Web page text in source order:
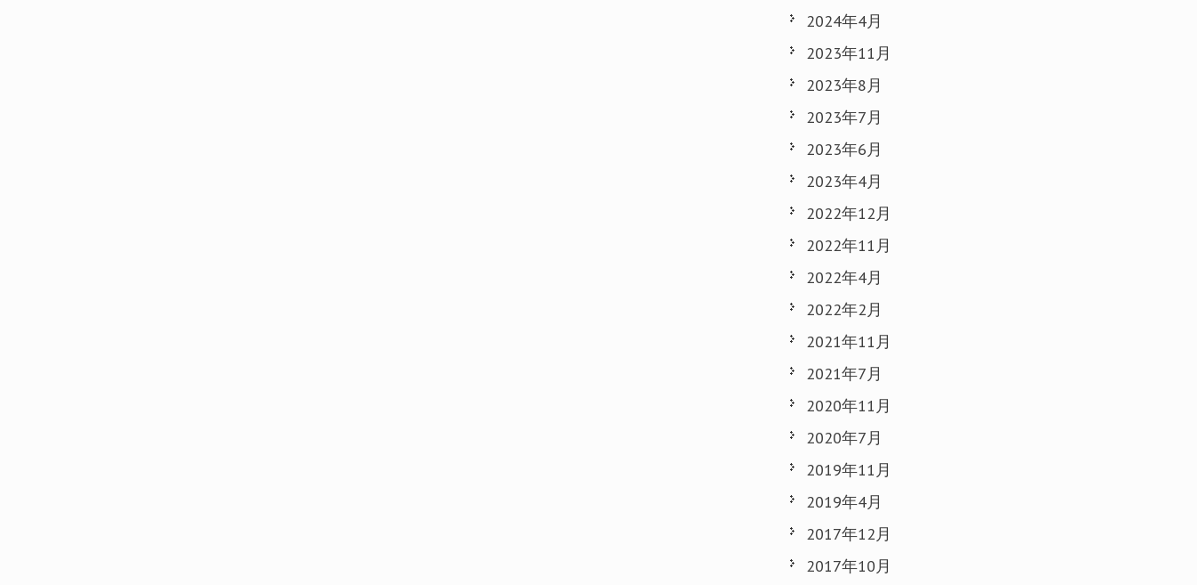
2024年4月
2023年11月
2023年8月
2023年7月
2023年6月
2023年4月
2022年12月
2022年11月
2022年4月
2022年2月
2021年11月
2021年7月
2020年11月
2020年7月
2019年11月
2019年4月
2017年12月
2017年10月